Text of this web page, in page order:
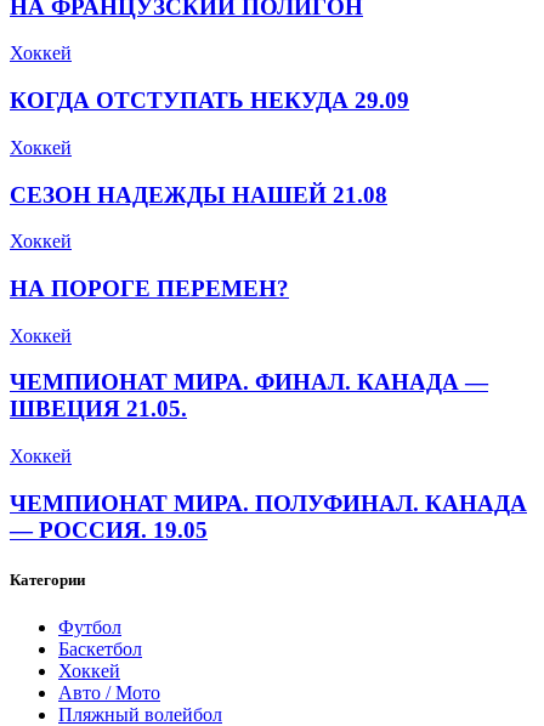
НА ФРАНЦУЗСКИЙ ПОЛИГОН
Хоккей
КОГДА ОТСТУПАТЬ НЕКУДА 29.09
Хоккей
СЕЗОН НАДЕЖДЫ НАШЕЙ 21.08
Хоккей
НА ПОРОГЕ ПЕРЕМЕН?
Хоккей
ЧЕМПИОНАТ МИРА. ФИНАЛ. КАНАДА —
ШВЕЦИЯ 21.05.
Хоккей
ЧЕМПИОНАТ МИРА. ПОЛУФИНАЛ. КАНАДА
— РОССИЯ. 19.05
Категории
Футбол
Баскетбол
Хоккей
Авто / Мото
Пляжный волейбол